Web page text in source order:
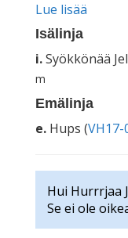
Lue lisää
Isälinja
i.Syökkönää
m
Emälinja
e. Hups (VH17-
Hui Hurrrjaa
Se ei ole